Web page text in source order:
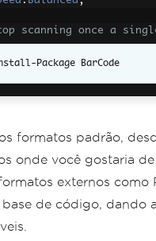
scanning once a
= true,
of barcode types
threads to read
for parallelized
= 2 ,
Package BarCode
formatos padrão,
onde você gostaria
externos
de código, dando